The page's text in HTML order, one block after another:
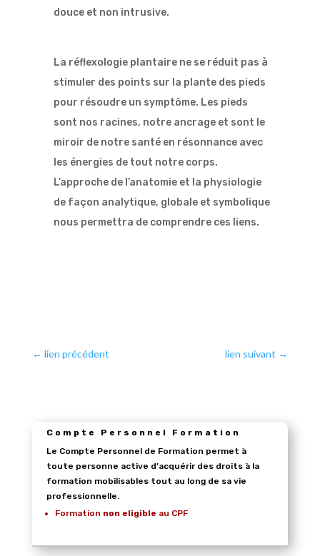
douce et non intrusive.
La réflexologie plantaire ne se réduit pas à
stimuler des points sur la plante des pieds
pour résoudre un symptôme. Les pieds
sont nos racines, notre ancrage et sont le
miroir de notre santé en résonnance avec
les énergies de tout notre corps.
L’approche de l’anatomie et la physiologie
de façon analytique, globale et symbolique
nous permettra de comprendre ces liens.
← lien précédent lien suivant →
Compte Personnel Formation
Le Compte Personnel de Formation permet à
toute personne active d’acquérir des droits à la
formation mobilisables tout au long de sa vie
professionnelle.
Formation non eligible au CPF